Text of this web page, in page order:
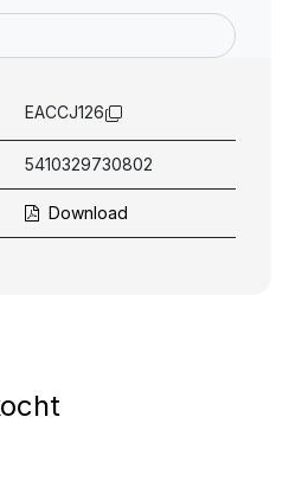
EACCJ126
5410329730802
Download